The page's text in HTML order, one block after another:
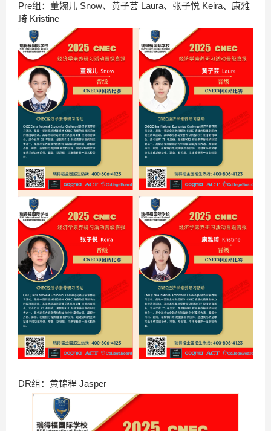
Pre组：董婉儿 Snow、黄子芸 Laura、张子悦 Keira、康雅
琦 Kristine
DR组：黄锦程 Jasper